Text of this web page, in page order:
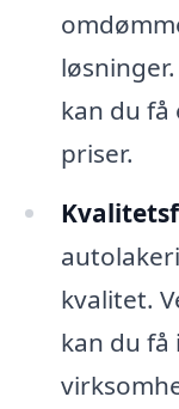
kan du
priser.
kvalitet.
kan du få